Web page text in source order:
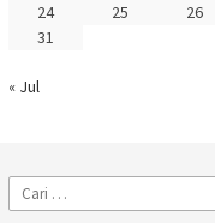
24
25 26
31
« Jul
Cari
untuk: